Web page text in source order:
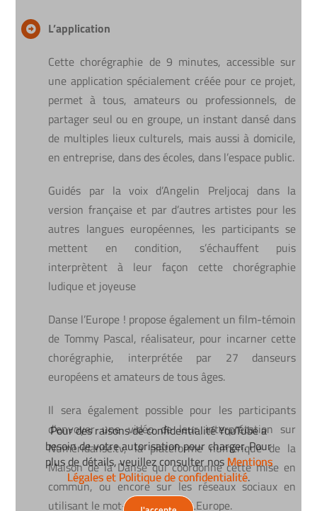
L’application
Cette chorégraphie de 9 minutes, accessible sur
une application spécialement créée pour ce projet,
permet à tous, amateurs ou professionnels, de
partager seul ou en groupe, un instant dansé dans
de multiples lieux culturels, mais aussi à domicile,
en entreprise, dans des écoles, dans l’espace public.
Guidés par la voix d’Angelin Preljocaj dans la
version française et par d’autres artistes pour les
autres langues européennes, les participants se
mettent en condition, s’échauffent puis
interprètent à leur façon cette chorégraphie
ludique et joyeuse
Danse l’Europe ! propose également un film-témoin
de Tommy Pascal, réalisateur, pour incarner cette
chorégraphie, interprétée par 27 danseurs
européens et amateurs de tous âges.
Il sera également possible pour les participants
d’envoyer une vidéo de leur interprétation sur
Numéridanse.tv, la plateforme numérique de la
Maison de la Danse qui coordonne cette mise en
commun, ou encore sur les réseaux sociaux en
utilisant le mot-dièse #DanseLEurope.
Pour des raisons de confidentialité YouTube a
besoin de votre autorisation pour charger. Pour
plus de détails, veuillez consulter nos Mentions
Légales et Politique de confidentialité.
Pour des raisons de confidentialité YouTube a
besoin de votre autorisation pour charger. Pour
plus de détails, veuillez consulter nos Mentions
Légales et Politique de confidentialité.
Pour des raisons de confidentialité YouTube a
besoin de votre autorisation pour charger. Pour
plus de détails, veuillez consulter nos Mentions
Légales et Politique de confidentialité.